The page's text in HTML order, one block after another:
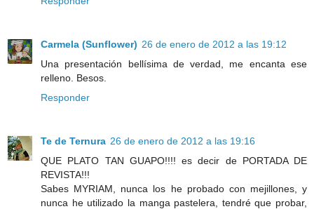
Carmela (Sunflower) 26 de enero de 2012 a las 19:12
Una presentación bellísima de verdad, me encanta ese
relleno. Besos.
Responder
Te de Ternura 26 de enero de 2012 a las 19:16
QUE PLATO TAN GUAPO!!!! es decir de PORTADA DE
REVISTA!!!
Sabes MYRIAM, nunca los he probado con mejillones, y
nunca he utilizado la manga pastelera, tendré que probar,